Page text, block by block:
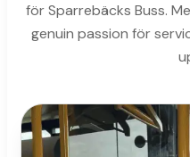
för Sparrebäcks Buss.
genuin passion för